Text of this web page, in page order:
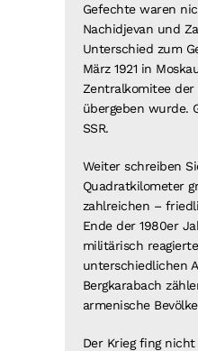
Gefechte waren
Nachidjevan und
Unterschied zum
März 1921 in
Zentralkomitee der
übergeben wurde.
SSR.
Weiter schreiben
Quadratkilometer
zahlreichen –
Ende der 1980er
militärisch
unterschiedlichen
Bergkarabach
armenische
Der Krieg fing